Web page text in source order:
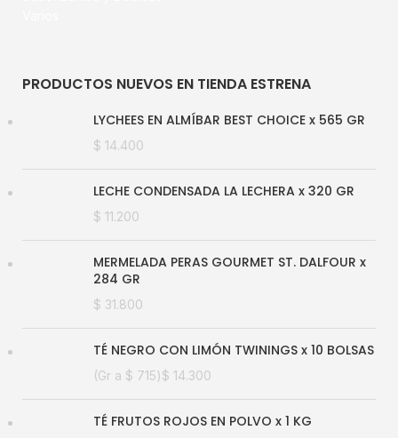
PRODUCTOS NUEVOS EN TIENDA ESTRENA
LYCHEES EN ALMÍBAR BEST CHOICE x 565 GR
$ 14.400
LECHE CONDENSADA LA LECHERA x 320 GR
$ 11.200
MERMELADA PERAS GOURMET ST. DALFOUR x
284 GR
$ 31.800
TÉ NEGRO CON LIMÓN TWININGS x 10 BOLSAS
(Gr a $ 715)$ 14.300
TÉ FRUTOS ROJOS EN POLVO x 1 KG